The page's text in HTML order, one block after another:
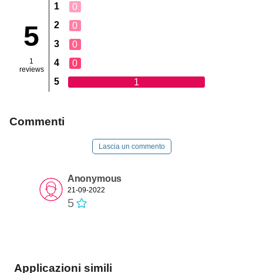
5
1
reviews
1
0
2
0
3
0
4
0
5
1
Commenti
Lascia un commento
Anonymous
21-09-2022
5
Applicazioni simili